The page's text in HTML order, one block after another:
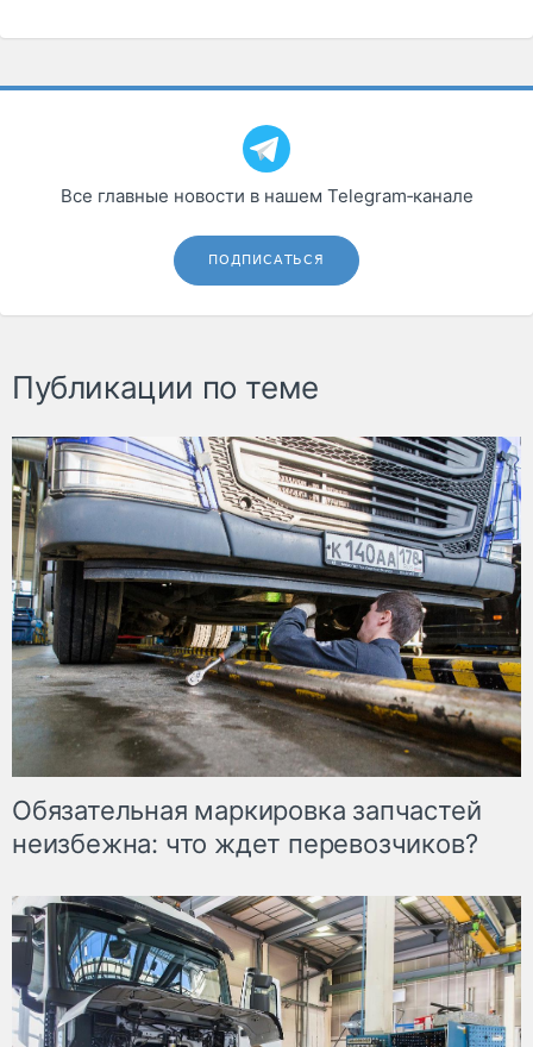
Все главные новости в нашем Telegram‑канале
ПОДПИСАТЬСЯ
Публикации по теме
Обязательная маркировка запчастей
неизбежна: что ждет перевозчиков?